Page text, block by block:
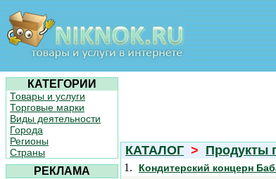
КАТЕГОРИИ
Товары и услуги
Торговые марки
Виды деятельности
Города
Регионы
Страны
РЕКЛАМА
КАТАЛОГ > Продукты
1.
Кондитерский концерн